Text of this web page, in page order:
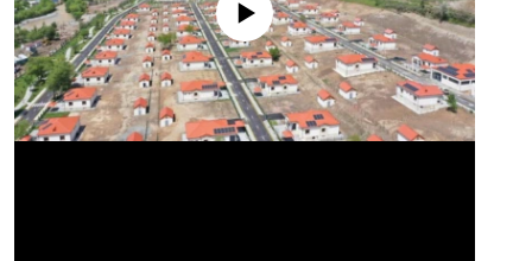
No media source currently available